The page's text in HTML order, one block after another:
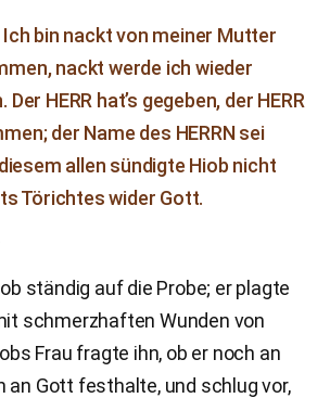
bin nackt von meiner Mutter
nackt werde ich wieder
HERR hat’s gegeben, der HERR
der Name des HERRN sei
allen sündigte Hiob nicht
Törichtes wider Gott.
ständig auf die Probe; er plagte
schmerzhaften Wunden von
Frau fragte ihn, ob er noch an
an Gott festhalte, und schlug vor,